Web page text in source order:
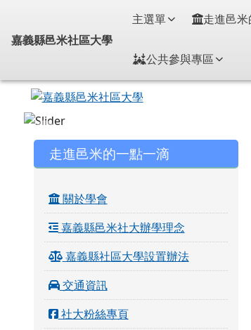
嘉義縣邑米社區大
嘉義縣邑米社區大學
主選單 走進邑
公共參與專區
左邊區域內容
走進邑米的一點一滴
關於學會
嘉義縣邑米社大辦學理念
嘉義縣社區大學設置辦法
交通資訊
社大粉絲專頁
頁尾區域